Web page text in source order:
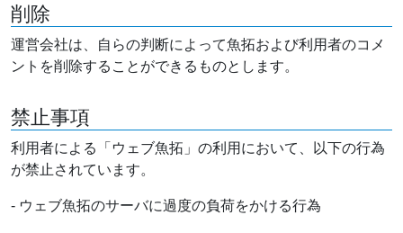
削除
運営会社は、自らの判断によって魚拓および利用者のコメ
ントを削除することができるものとします。
禁止事項
利用者による「ウェブ魚拓」の利用において、以下の行為
が禁止されています。
- ウェブ魚拓のサーバに過度の負荷をかける行為